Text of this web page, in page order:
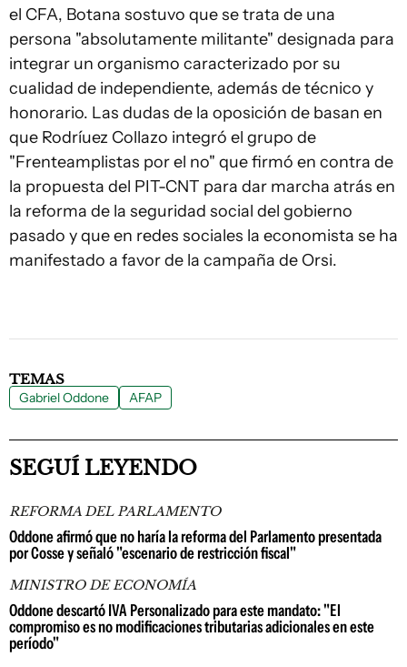
el CFA, Botana sostuvo que se trata de una
persona "absolutamente militante" designada para
integrar un organismo caracterizado por su
cualidad de independiente, además de técnico y
honorario. Las dudas de la oposición de basan en
que Rodríuez Collazo integró el grupo de
"Frenteamplistas por el no" que firmó en contra de
la propuesta del PIT-CNT para dar marcha atrás en
la reforma de la seguridad social del gobierno
pasado y que en redes sociales la economista se ha
manifestado a favor de la campaña de Orsi.
TEMAS
Gabriel Oddone AFAP
SEGUÍ LEYENDO
REFORMA DEL PARLAMENTO
Oddone afirmó que no haría la reforma del Parlamento presentada
por Cosse y señaló "escenario de restricción fiscal"
MINISTRO DE ECONOMÍA
Oddone descartó IVA Personalizado para este mandato: "El
compromiso es no modificaciones tributarias adicionales en este
período"